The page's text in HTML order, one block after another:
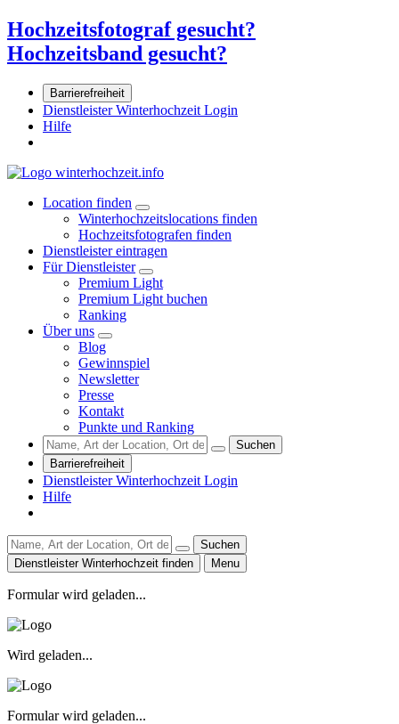
Hochzeitsfotograf gesucht?
Hochzeitsband gesucht?
Barrierefreiheit
Dienstleister Winterhochzeit Login
Hilfe
Location finden
Winterhochzeitslocations finden
Hochzeitsfotografen finden
Dienstleister eintragen
Für Dienstleister
Premium Light
Premium Light buchen
Ranking
Über uns
Blog
Gewinnspiel
Newsletter
Presse
Kontakt
Punkte und Ranking
Suchen
Barrierefreiheit
Dienstleister Winterhochzeit Login
Hilfe
Suchen
Dienstleister Winterhochzeit finden
Menu
Formular wird geladen...
Wird geladen...
Formular wird geladen...